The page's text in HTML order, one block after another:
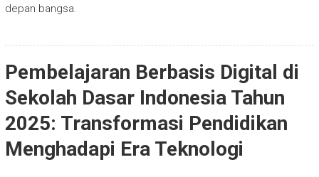
depan bangsa.
Pembelajaran Berbasis Digital di
Sekolah Dasar Indonesia Tahun
2025: Transformasi Pendidikan
Menghadapi Era Teknologi